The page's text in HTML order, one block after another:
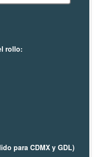
rollo:
para CDMX y GDL)